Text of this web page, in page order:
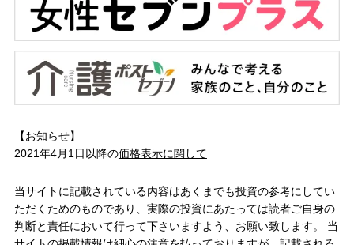
【お知らせ】
2021年4月1日以降の価格表示に関して
当サイトに記載されている内容はあくまでも投資の参考にしてい
ただくためのものであり、実際の投資にあたっては読者ご自身の
判断と責任において行って下さいますよう、お願い致します。 当